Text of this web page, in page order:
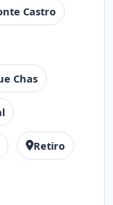
Castro
Chas
Retiro